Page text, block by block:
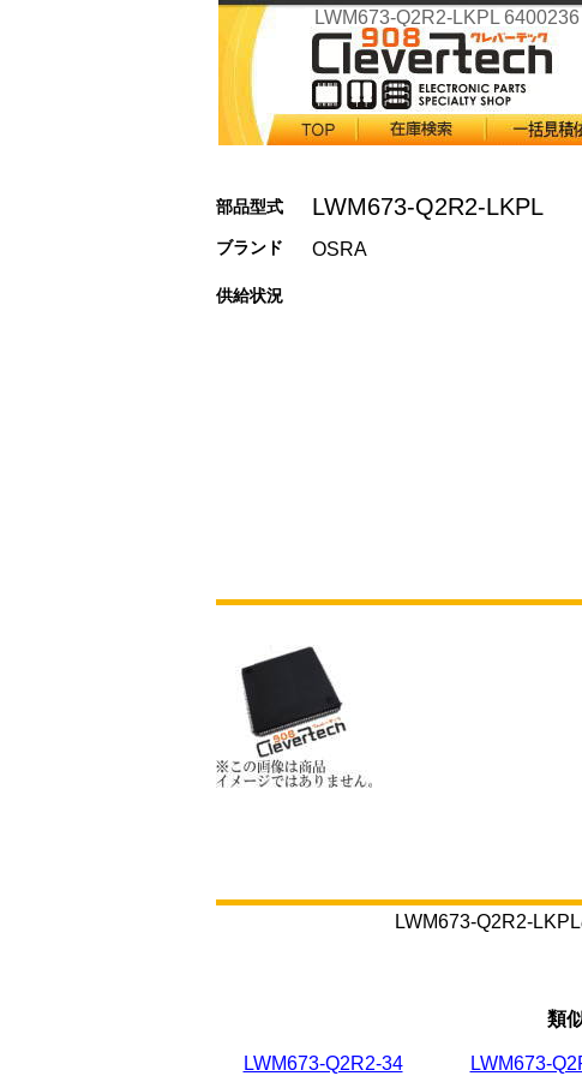
LWM673-Q2R2-LKPL 6400236
部品型式 LWM673-Q2R2-LKPL
ブランド OSRA
供給状況
LWM673-Q2R2-
類
LWM673-Q2R2-34 LWM673-